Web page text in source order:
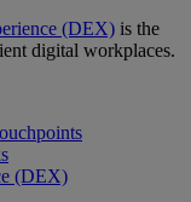
(DEX) is the
digital workplaces.
(DEX)